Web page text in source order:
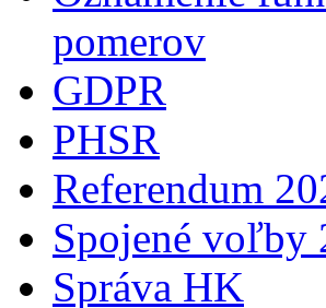
pomerov
GDPR
PHSR
Referendum
Spojené voľby
Správa HK